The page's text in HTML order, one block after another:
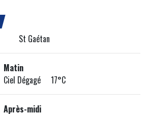
St Gaétan
Matin
Ciel Dégagé 17°C
Après-midi